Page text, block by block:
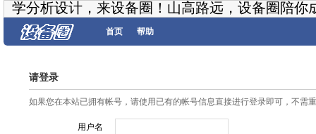
学分析设计，来设备圈！山高路远，设备圈陪你
首页 帮助
请登录
如果您在本站已拥有帐号，请使用已有的帐号信息直接进行登录即可，不需
用户名